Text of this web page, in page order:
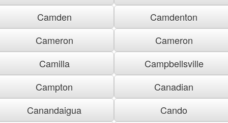
Camden
Camdenton
Cameron
Cameron
Camilla
Campbellsville
Campton
Canadian
Canandaigua
Cando